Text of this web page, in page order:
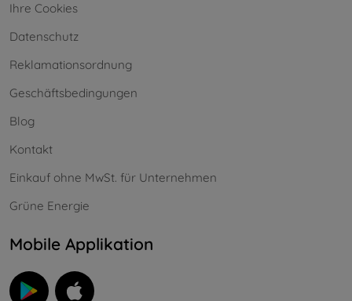
Ihre Cookies
Datenschutz
Reklamationsordnung
Geschäftsbedingungen
Blog
Kontakt
Einkauf ohne MwSt. für Unternehmen
Grüne Energie
Mobile Applikation